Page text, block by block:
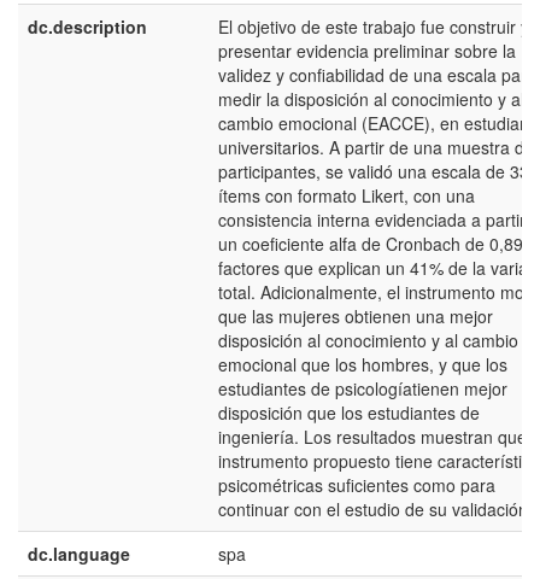
dc.description
El objetivo de este trabajo fue construir y
presentar evidencia preliminar sobre la
validez y confiabilidad de una escala para
medir la disposición al conocimiento y al
cambio emocional (EACCE), en
universitarios. A partir de una muestra de
participantes, se validó una escala de 33
ítems con formato Likert, con una
consistencia interna evidenciada a partir
un coeficiente alfa de Cronbach de 0,899
factores que explican un 41% de la
total. Adicionalmente, el instrumento
que las mujeres obtienen una mejor
disposición al conocimiento y al cambio
emocional que los hombres, y que los
estudiantes de psicologíatienen mejor
disposición que los estudiantes de
ingeniería. Los resultados muestran que
instrumento propuesto tiene
psicométricas suficientes como para
continuar con el estudio de su validación.
dc.language
spa